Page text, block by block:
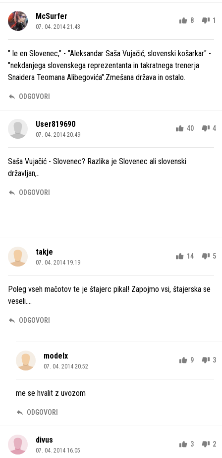
McSurfer
07. 04. 2014 21.43
8 1
" le en Slovenec," - "Aleksandar Saša Vujačić, slovenski košarkar" -
"nekdanjega slovenskega reprezentanta in takratnega trenerja
Snaidera Teomana Alibegovića".Zmešana država in ostalo.
ODGOVORI
User819690
07. 04. 2014 20.49
40 4
Saša Vujačić - Slovenec? Razlika je Slovenec ali slovenski
državljan,..
ODGOVORI
takje
07. 04. 2014 19.19
14 5
Poleg vseh mačotov te je štajerc pikal! Zapojmo vsi, štajerska se
veseli....
ODGOVORI
modelx
07. 04. 2014 20.52
9 3
me se hvalit z uvozom
ODGOVORI
divus
07. 04. 2014 16.05
3 2